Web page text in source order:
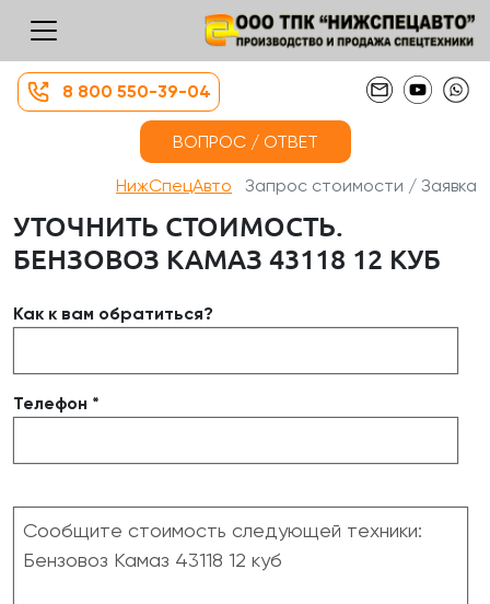
8 800 550-39-04
ВОПРОС / ОТВЕТ
НижСпецАвто Запрос стоимости / Заявка
УТОЧНИТЬ СТОИМОСТЬ.
БЕНЗОВОЗ КАМАЗ 43118 12 КУБ
Как к вам обратиться?
Телефон *